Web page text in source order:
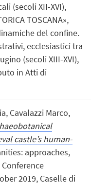
(secoli XII-XVI),
TOSCANA»,
del confine.
ecclesiastici tra
(secoli XIII-XVI),
in Atti di
Cavalazzi Marco,
castle’s human-
approaches,
2019, Caselle di